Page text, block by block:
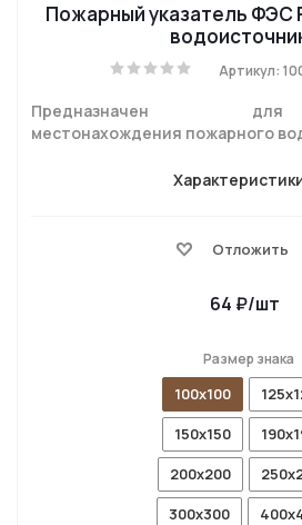
Пожарный указатель ФЭС
Артикул:
Предназначен
местонахождения пожарного
Отложить
64 ₽/шт
Размер знака
100x100
150x150
200x200
300x300